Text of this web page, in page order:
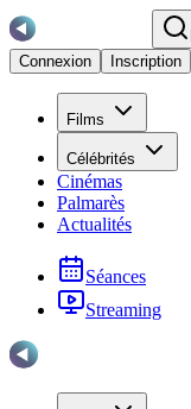
Connexion
Inscription
Films
Célébrités
Cinémas
Palmarès
Actualités
Séances
Streaming